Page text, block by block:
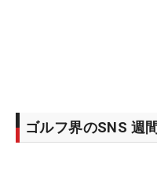
ゴルフ界のSNS 週